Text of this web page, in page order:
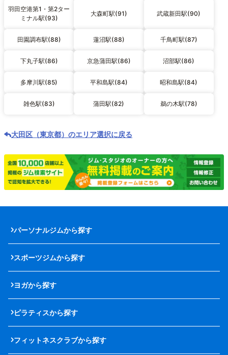
羽田空港第1・第2ター
ミナル駅(93)
大森町駅(91) 武蔵新田駅(90)
田園調布駅(88) 蓮沼駅(88) 千鳥町駅(87)
下丸子駅(86) 京急蒲田駅(86) 沼部駅(86)
多摩川駅(85) 平和島駅(84) 昭和島駅(84)
雑色駅(83) 蒲田駅(82) 鵜の木駅(78)
大田区（東京都）のエリア選択に戻る
パーソナルジムから探す
スポーツジムから探す
ヨガから探す
ピラティスから探す
フィットネスクラブから探す